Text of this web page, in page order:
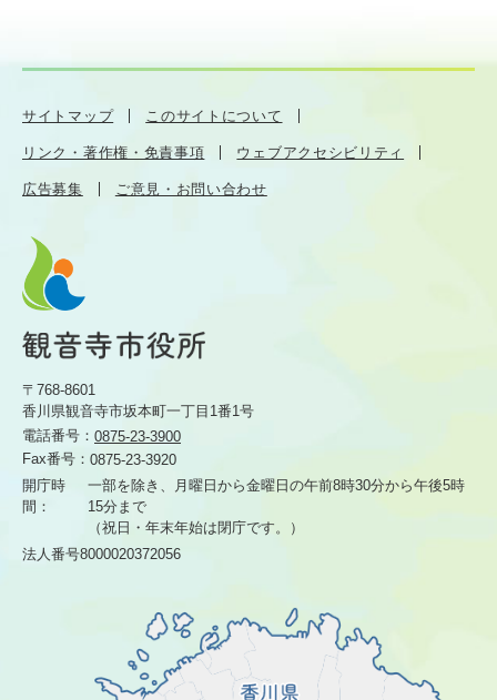
サイトマップ このサイトについて
リンク・著作権・免責事項 ウェブアクセシビリティ
広告募集 ご意見・お問い合わせ
〒768-8601
香川県観音寺市坂本町一丁目1番1号
電話番号： 0875-23-3900
Fax番号： 0875-23-3920
開庁時
間：
一部を除き、月曜日から金曜日の午前8時30分から午後5時
15分まで
（祝日・年末年始は閉庁です。）
法人番号8000020372056